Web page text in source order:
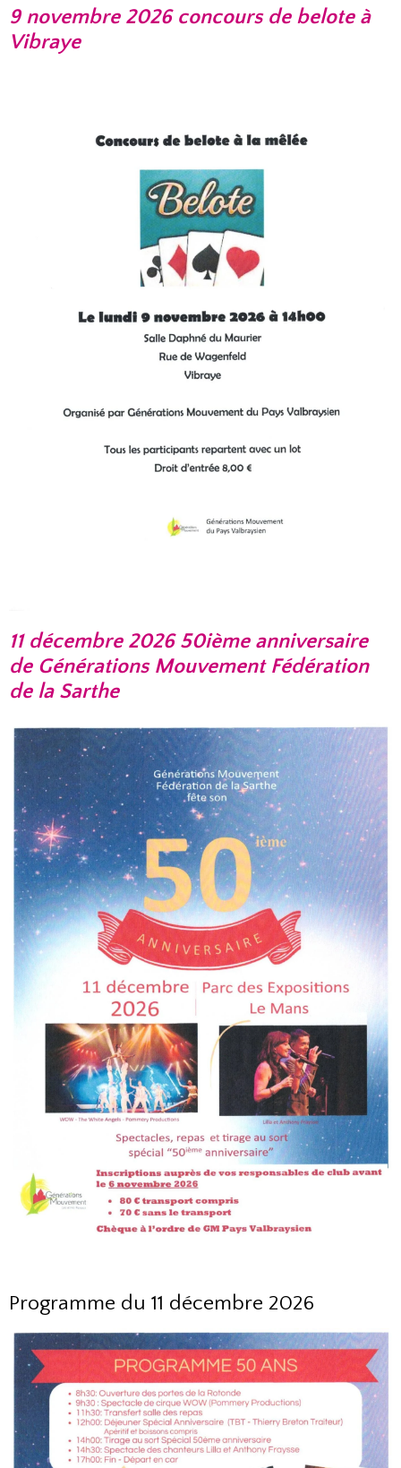
9 novembre 2026 concours de belote à
Vibraye
11 décembre 2026 50ième anniversaire
de Générations Mouvement Fédération
de la Sarthe
Programme du 11 décembre 2026